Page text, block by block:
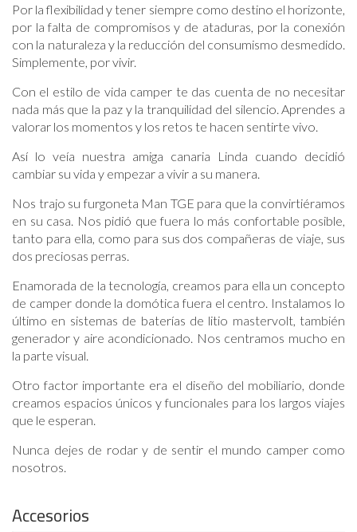
Por la flexibilidad y tener siempre como destino el horizonte,
por la falta de compromisos y de ataduras, por la conexión
con la naturaleza y la reducción del consumismo desmedido.
Simplemente, por vivir.
Con el estilo de vida camper te das cuenta de no necesitar
nada más que la paz y la tranquilidad del silencio. Aprendes a
valorar los momentos y los retos te hacen sentirte vivo.
Así lo veía nuestra amiga canaria Linda cuando decidió
cambiar su vida y empezar a vivir a su manera.
Nos trajo su furgoneta Man TGE para que la convirtiéramos
en su casa. Nos pidió que fuera lo más confortable posible,
tanto para ella, como para sus dos compañeras de viaje, sus
dos preciosas perras.
Enamorada de la tecnología, creamos para ella un concepto
de camper donde la domótica fuera el centro. Instalamos lo
último en sistemas de baterías de litio mastervolt, también
generador y aire acondicionado. Nos centramos mucho en
la parte visual.
Otro factor importante era el diseño del mobiliario, donde
creamos espacios únicos y funcionales para los largos viajes
que le esperan.
Nunca dejes de rodar y de sentir el mundo camper como
nosotros.
Accesorios